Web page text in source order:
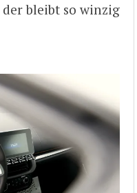
bleibt so winzig